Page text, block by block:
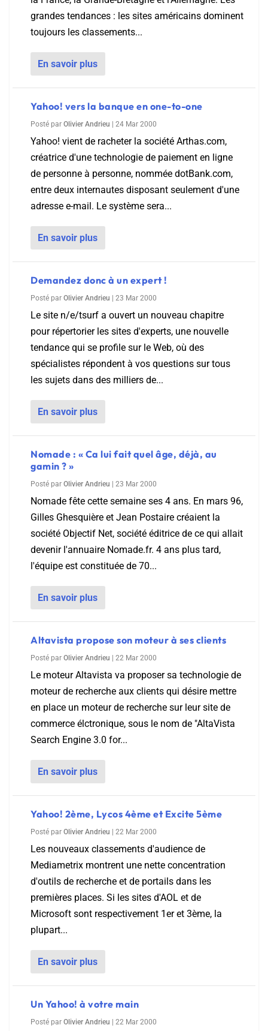
grandes tendances : les sites américains dominent
toujours les classements...
En savoir plus
Yahoo! vers la banque en one-to-one
Posté par Olivier Andrieu 24 Mar 2000
Yahoo! vient de racheter la société Arthas.com,
créatrice d'une technologie de paiement en ligne
de personne à personne, nommée dotBank.com,
entre deux internautes disposant seulement d'une
adresse e-mail. Le système sera...
En savoir plus
Demandez donc à un expert !
Posté par Olivier Andrieu 23 Mar 2000
Le site n/e/tsurf a ouvert un nouveau chapitre
pour répertorier les sites d'experts, une nouvelle
tendance qui se profile sur le Web, où des
spécialistes répondent à vos questions sur tous
les sujets dans des milliers de...
En savoir plus
Nomade : « Ca lui fait quel âge, déjà, au
gamin ? »
Posté par Olivier Andrieu 23 Mar 2000
Nomade fête cette semaine ses 4 ans. En mars 96,
Gilles Ghesquière et Jean Postaire créaient la
société Objectif Net, société éditrice de ce qui allait
devenir l'annuaire Nomade.fr. 4 ans plus tard,
l'équipe est constituée de 70...
En savoir plus
Altavista propose son moteur à ses clients
Posté par Olivier Andrieu 22 Mar 2000
Le moteur Altavista va proposer sa technologie de
moteur de recherche aux clients qui désire mettre
en place un moteur de recherche sur leur site de
commerce élctronique, sous le nom de "AltaVista
Search Engine 3.0 for...
En savoir plus
Yahoo! 2ème, Lycos 4ème et Excite 5ème
Posté par Olivier Andrieu 22 Mar 2000
Les nouveaux classements d'audience de
Mediametrix montrent une nette concentration
d'outils de recherche et de portails dans les
premières places. Si les sites d'AOL et de
Microsoft sont respectivement 1er et 3ème, la
plupart...
En savoir plus
Un Yahoo! à votre main
Posté par Olivier Andrieu 22 Mar 2000